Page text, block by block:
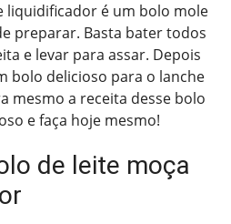
liquidificador é um bolo mole
preparar. Basta bater todos
e levar para assar. Depois
bolo delicioso para o lanche
mesmo a receita desse bolo
e faça hoje mesmo!
de leite moça